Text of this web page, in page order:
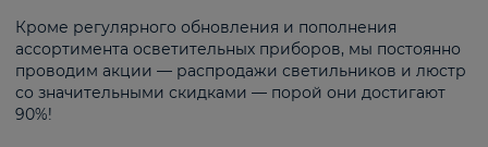
Кроме регулярного обновления и пополнения
ассортимента осветительных приборов, мы постоянно
проводим акции — распродажи светильников и люстр
со значительными скидками — порой они достигают
90%!